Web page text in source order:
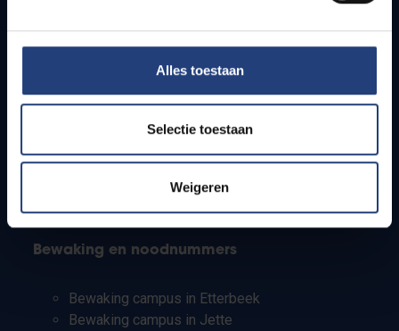
Alles toestaan
Selectie toestaan
Weigeren
Studenten
PhD-studenten
Leerkrachten en secundaire scholen
Bewaking en noodnummers
Bewaking campus in Etterbeek
Bewaking campus in Jette